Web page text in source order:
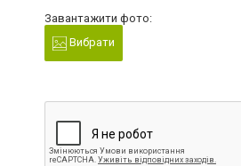
Завантажити фото:
Вибрати